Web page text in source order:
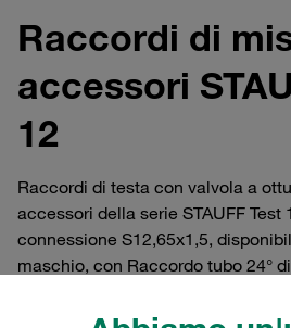
Raccordi di
accessori
12
Raccordi di testa con valvola a
accessori della serie STAUFF Test
connessione S12,65x1,5,
maschio, con Raccordo tubo 24°
acciaio con rivestimento in zinco/